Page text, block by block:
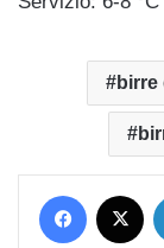
birre
Facebook